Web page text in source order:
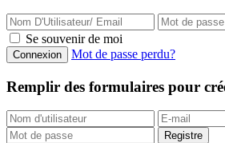
Se souvenir de moi
Connexion Mot de passe perdu?
Remplir des formulaires pour
Registre